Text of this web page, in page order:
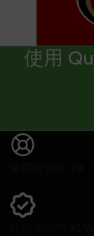
使用